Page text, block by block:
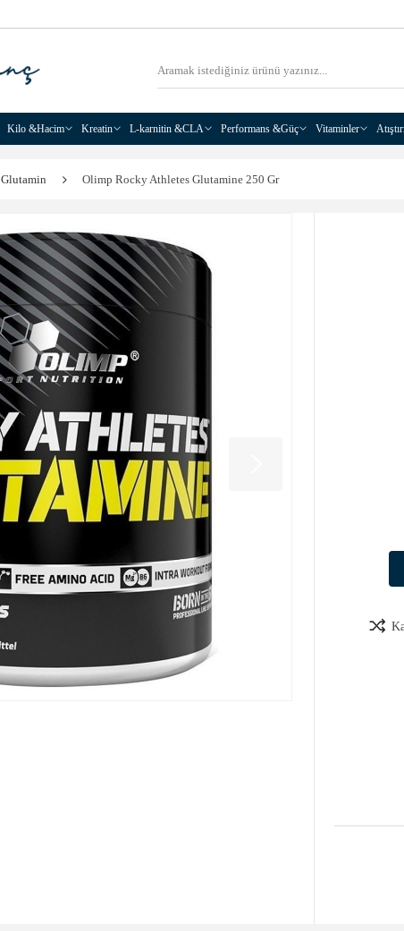
Kilo &Hacim Kreatin L-karnitin &CLA Performans &Güç Vitaminler
Glutamin Olimp Rocky Athletes Glutamine 250 Gr